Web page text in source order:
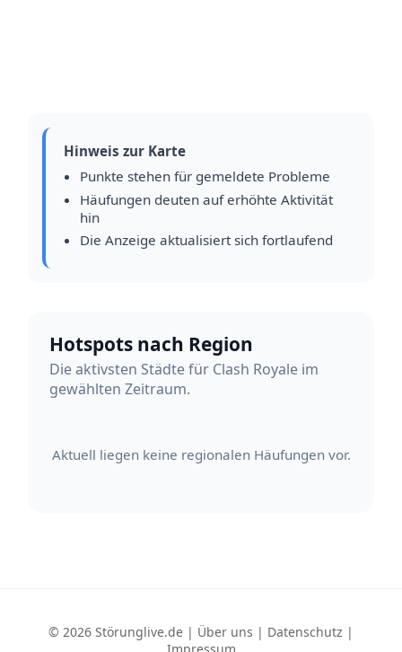
Hinweis zur Karte
Punkte stehen für gemeldete Probleme
Häufungen deuten auf erhöhte Aktivität
hin
Die Anzeige aktualisiert sich fortlaufend
Hotspots nach Region
Die aktivsten Städte für Clash Royale im
gewählten Zeitraum.
Aktuell liegen keine regionalen Häufungen vor.
© 2026 Störunglive.de | Über uns | Datenschutz |